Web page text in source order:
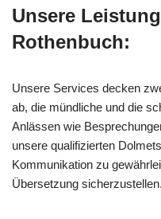
Unsere
Rothenbuch:
Unsere Services decken
ab, die mündliche und die
Anlässen wie
unsere qualifizierten
Kommunikation zu
Übersetzung sicherzustellen.